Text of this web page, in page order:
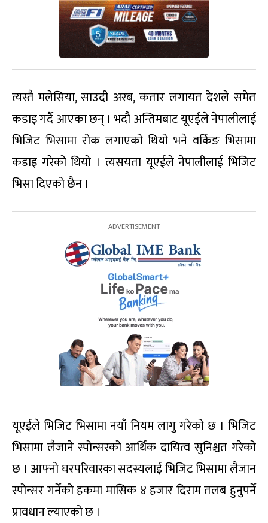
त्यस्तै मलेसिया, साउदी अरब, कतार लगायत देशले समेत
कडाइ गर्दै आएका छन् । भदौ अन्तिमबाट यूएईले नेपालीलाई
भिजिट भिसामा रोक लगाएको थियो भने वर्किङ भिसामा
कडाइ गरेको थियो । त्यसयता यूएईले नेपालीलाई भिजिट
भिसा दिएको छैन ।
यूएईले भिजिट भिसामा नयाँ नियम लागु गरेको छ । भिजिट
भिसामा लैजाने स्पोन्सरको आर्थिक दायित्व सुनिश्चत गरेको
छ । आफ्नो घरपरिवारका सदस्यलाई भिजिट भिसामा लैजान
स्पोन्सर गर्नेको हकमा मासिक ४ हजार दिराम तलब हुनुपर्ने
प्रावधान ल्याएको छ ।